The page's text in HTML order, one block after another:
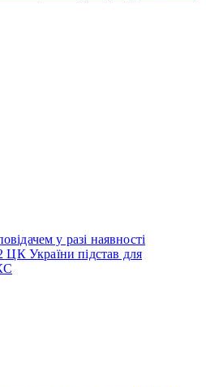
у разі наявності
ЦК України підстав для